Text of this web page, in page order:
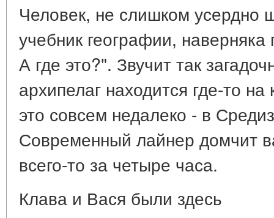
Человек, не слишком усердно
учебник географии,
А где это?". Звучит так
архипелаг находится где-то
это совсем недалеко - в
Современный лайнер домчит
всего-то за четыре часа.
Клава и Вася были здесь